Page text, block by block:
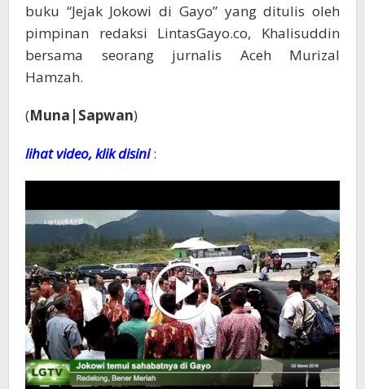
buku “Jejak Jokowi di Gayo” yang ditulis oleh
pimpinan redaksi LintasGayo.co, Khalisuddin
bersama seorang jurnalis Aceh Murizal
Hamzah.
(Muna|Sapwan)
lihat video, klik disini: